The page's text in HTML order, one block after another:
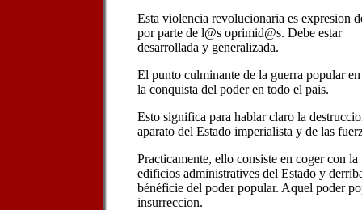
Esta violencia revolucionaria es expresion
por parte de l@s oprimid@s. Debe estar
desarrollada y generalizada.
El punto culminante de la guerra popular
la conquista del poder en todo el pais.
Esto significa para hablar claro la
aparato del Estado imperialista y de las
Practicamente, ello consiste en coger con
edificios administratives del Estado y
bénéficie del poder popular. Aquel poder
insurreccion.